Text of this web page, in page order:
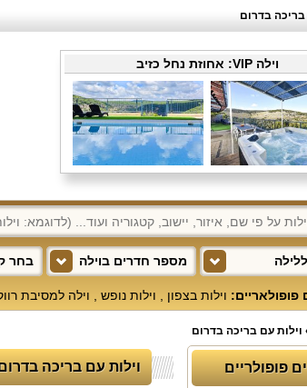
בריכה בדרום
וילה VIP: אחוזת נחל כזיב
בחר מספר חדרים בוילה
פופולאריים: וילות בצפון וילות נופש וילה למסיבת
וילות עם בריכה בדרום
פופולריים וילות עם בריכה בדרום